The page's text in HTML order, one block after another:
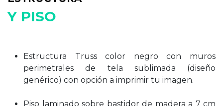
Y PISO
Estructura Truss color negro con muros
perimetrales de tela sublimada (diseño
genérico) con opción a imprimir tu imagen.
Piso laminado sobre bastidor de madera a 7 cm